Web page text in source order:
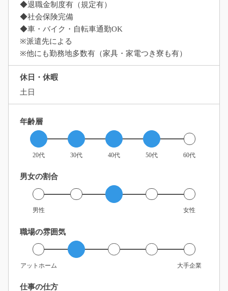
◆退職金制度有（規定有）
◆社会保険完備
◆車・バイク・自転車通勤OK
※派遣先による
※他にも勤務地多数有（家具・家電つき寮も有）
休日・休暇
土日
年齢層
20代 30代 40代 50代 60代
男女の割合
男性 女性
職場の雰囲気
アットホーム 大手企業
仕事の仕方